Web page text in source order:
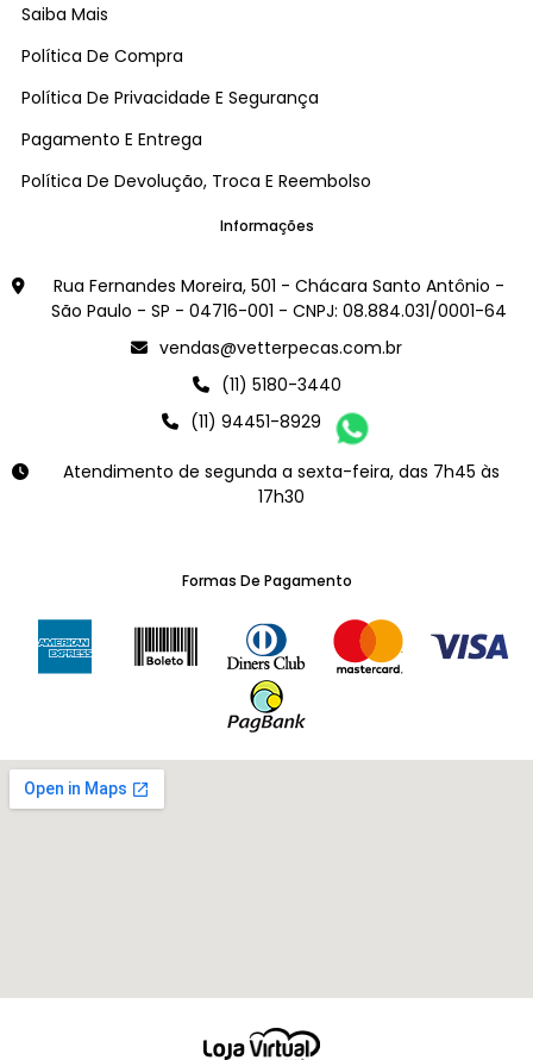
Saiba Mais
Política De Compra
Política De Privacidade E Segurança
Pagamento E Entrega
Política De Devolução, Troca E Reembolso
Informações
Rua Fernandes Moreira, 501 - Chácara Santo Antônio -
São Paulo - SP - 04716-001 - CNPJ: 08.884.031/0001-64
vendas@vetterpecas.com.br
(11) 5180-3440
(11) 94451-8929
Atendimento de segunda a sexta-feira, das 7h45 às
17h30
Formas De Pagamento